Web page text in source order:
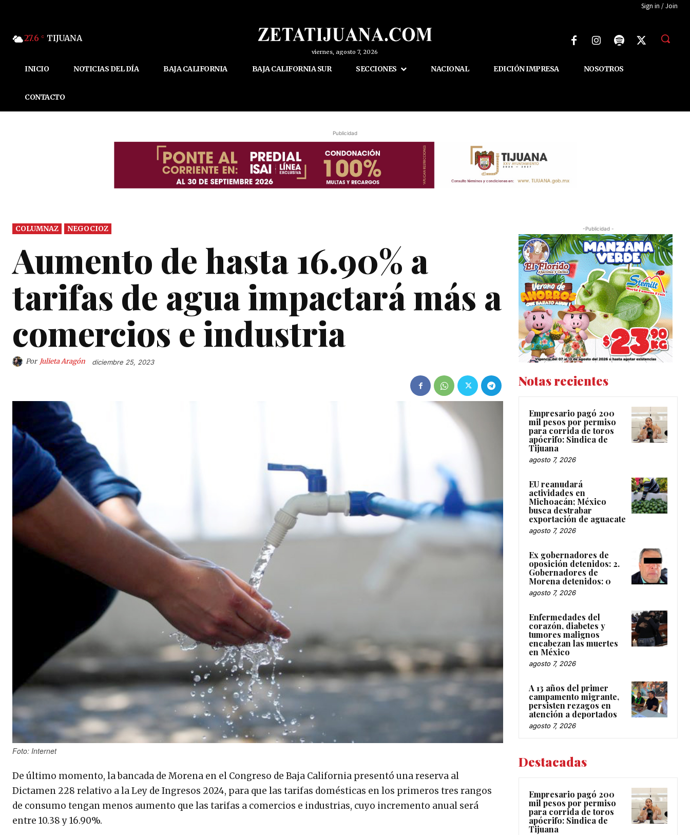
Sign in / Join
27.6 C TIJUANA
viernes, agosto 7, 2026
INICIO NOTICIAS DEL DÍA BAJA CALIFORNIA BAJA CALIFORNIA SUR SECCIONES NACIONAL EDICIÓN IMPRESA NOSOTROS
CONTACTO
Publicidad
COLUMNAZ NEGOCIOZ
Aumento de hasta 16.90% a
tarifas de agua impactará más a
comercios e industria
Por Julieta Aragón diciembre 25, 2023
Foto: Internet
De último momento, la bancada de Morena en el Congreso de Baja California presentó una reserva al
Dictamen 228 relativo a la Ley de Ingresos 2024, para que las tarifas domésticas en los primeros tres rangos
de consumo tengan menos aumento que las tarifas a comercios e industrias, cuyo incremento anual será
entre 10.38 y 16.90%.
-Publicidad -
Notas recientes
Empresario pagó 200
mil pesos por permiso
para corrida de toros
apócrifo: Sindica de
Tijuana
agosto 7, 2026
EU reanudará
actividades en
Michoacán; México
busca destrabar
exportación de aguacate
agosto 7, 2026
Ex gobernadores de
oposición detenidos: 2.
Gobernadores de
Morena detenidos: 0
agosto 7, 2026
Enfermedades del
corazón, diabetes y
tumores malignos
encabezan las muertes
en México
agosto 7, 2026
A 13 años del primer
campamento migrante,
persisten rezagos en
atención a deportados
agosto 7, 2026
Destacadas
Empresario pagó 200
mil pesos por permiso
para corrida de toros
apócrifo: Sindica de
Tijuana